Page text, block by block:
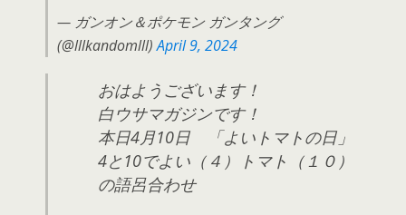
— ガンオン＆ポケモン ガンタング
(@lllkandomlll)April 9, 2024
おはようございます！
白ウサマガジンです！
本日4月10日 「よいトマトの日」
4と10でよい（４）トマト（１０）
の語呂合わせ